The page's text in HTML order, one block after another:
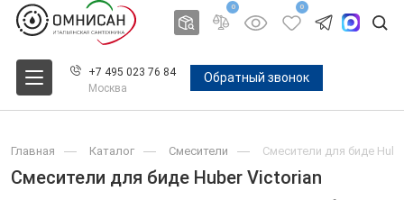
0 0
+7 495 023 76 84
Москва
Обратный звонок
Главная Каталог Смесители Смесители для биде
Смесители для биде Huber Victorian